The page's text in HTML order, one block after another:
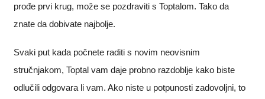
prođe prvi krug, može se pozdraviti s Toptalom. Tako da
znate da dobivate najbolje.
Svaki put kada počnete raditi s novim neovisnim
stručnjakom, Toptal vam daje probno razdoblje kako biste
odlučili odgovara li vam. Ako niste u potpunosti zadovoljni, to